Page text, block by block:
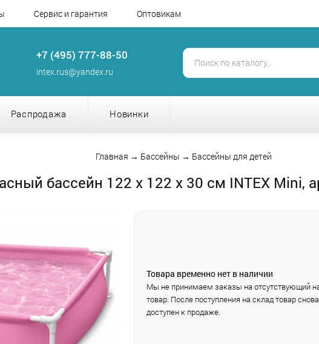
Сервис и гарантия Оптовикам
+7 (495) 777-88-50
intex.rus@yandex.ru
Распродажа Новинки
Главная → Бассейны → Бассейны для детей
бассейн 122 х 122 х 30 см INTEX Mini,
Товара временно нет в наличии
Мы не принимаем заказы на отсутствующий
товар. После поступления на склад товар
доступен к продаже.